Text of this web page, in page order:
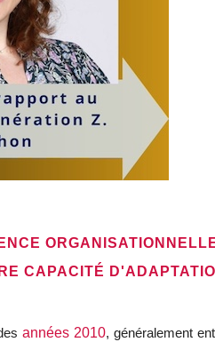
CAPACITÉ
années 2010, généralement